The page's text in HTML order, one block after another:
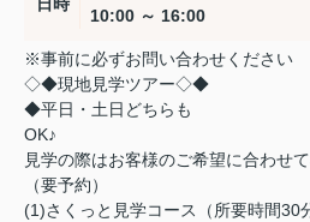
10:00 ～ 16:00
※事前に必ずお問い合わせください
◇◆現地見学ツアー◇◆
◆平日・土日どちらも
見学の際はお客様のご希望に合わせ
（要予約）
(1)さくっと見学コース（所要時間30